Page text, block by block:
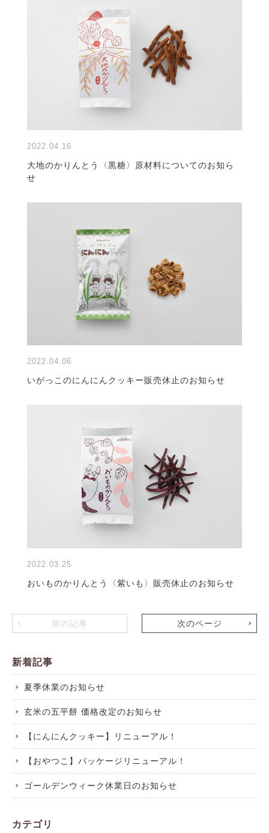
2022.04.16
大地のかりんとう〈黒糖〉原材料についてのお知ら
せ
2022.04.06
いがっこのにんにんクッキー販売休止のお知らせ
2022.03.25
おいものかりんとう〈紫いも〉販売休止のお知らせ
前の記事 次のページ
新着記事
夏季休業のお知らせ
玄米の五平餅 価格改定のお知らせ
【にんにんクッキー】リニューアル！
【おやつこ】パッケージリニューアル！
ゴールデンウィーク休業日のお知らせ
カテゴリ